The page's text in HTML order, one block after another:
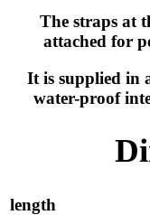
The straps at
attached for
It is supplied in
water-proof
length